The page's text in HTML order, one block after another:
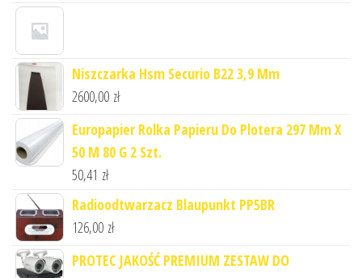
Niszczarka Hsm Securio B22 3,9 Mm
2600,00 zł
Europapier Rolka Papieru Do Plotera 297 Mm X
50 M 80 G 2 Szt.
50,41 zł
Radioodtwarzacz Blaupunkt PP5BR
126,00 zł
PROTEC JAKOŚĆ PREMIUM ZESTAW DO